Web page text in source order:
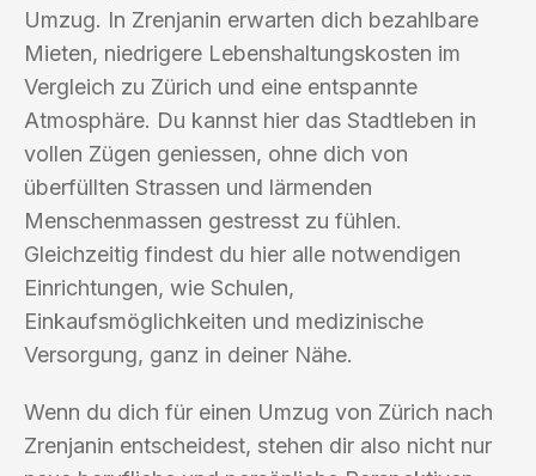
Umzug. In Zrenjanin erwarten dich bezahlbare
Mieten, niedrigere Lebenshaltungskosten im
Vergleich zu Zürich und eine entspannte
Atmosphäre. Du kannst hier das Stadtleben in
vollen Zügen geniessen, ohne dich von
überfüllten Strassen und lärmenden
Menschenmassen gestresst zu fühlen.
Gleichzeitig findest du hier alle notwendigen
Einrichtungen, wie Schulen,
Einkaufsmöglichkeiten und medizinische
Versorgung, ganz in deiner Nähe.
Wenn du dich für einen Umzug von Zürich nach
Zrenjanin entscheidest, stehen dir also nicht nur